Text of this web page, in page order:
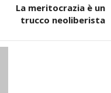
La meritocrazia è un
trucco neoliberista